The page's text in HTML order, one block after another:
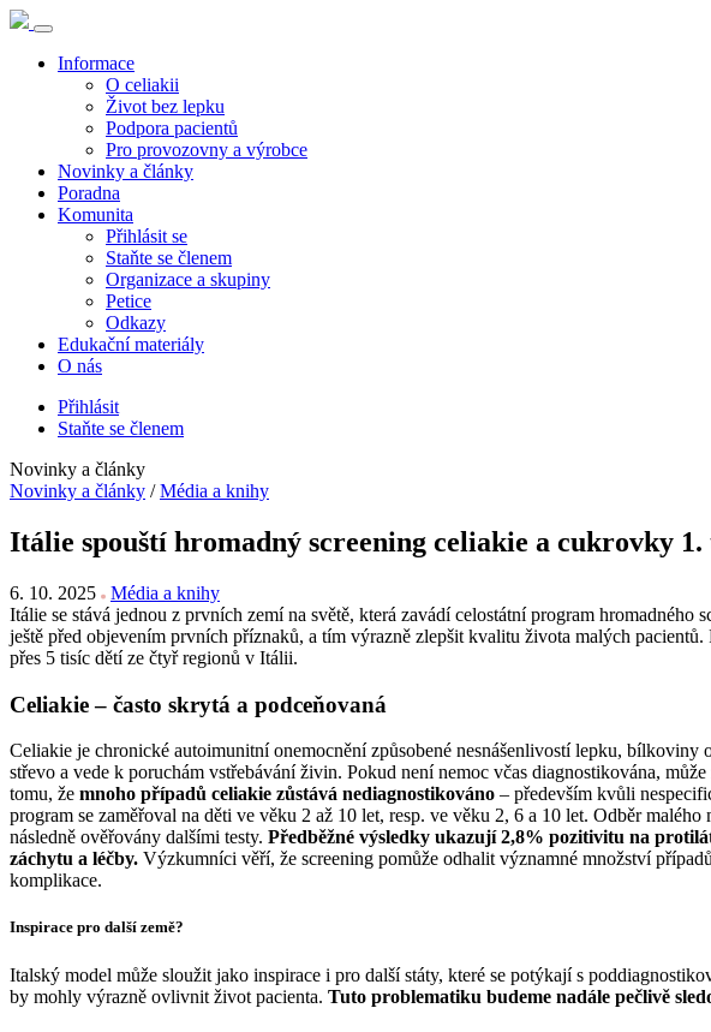
Informace
O celiakii
Život bez lepku
Podpora pacientů
Pro provozovny a výrobce
Novinky a články
Poradna
Komunita
Přihlásit se
Staňte se členem
Organizace a skupiny
Petice
Odkazy
Edukační materiály
O nás
Přihlásit
Staňte se členem
Novinky a články
Novinky a články / Média a knihy
Itálie spouští hromadný screening celiakie a cukrovky
6. 10. 2025
Média a knihy
Itálie se stává jednou z prvních zemí na světě, která zavádí celostátní program
ještě před objevením prvních příznaků, a tím výrazně zlepšit kvalitu života malých
přes 5 tisíc dětí ze čtyř regionů v Itálii.
Celiakie – často skrytá a podceňovaná
Celiakie je chronické autoimunitní onemocnění způsobené nesnášenlivostí lepku,
střevo a vede k poruchám vstřebávání živin. Pokud není nemoc včas diagnostikována,
tomu, že mnoho případů celiakie zůstává nediagnostikováno – především kvůli
program se zaměřoval na děti ve věku 2 až 10 let, resp. ve věku 2, 6 a 10 let. Odběr
následně ověřovány dalšími testy. Předběžné výsledky ukazují 2,8% pozitivitu na
záchytu a léčby. Výzkumníci věří, že screening pomůže odhalit významné množství
komplikace.
Inspirace pro další země?
Italský model může sloužit jako inspirace i pro další státy, které se potýkají s
by mohly výrazně ovlivnit život pacienta. Tuto problematiku budeme nadále pečlivě